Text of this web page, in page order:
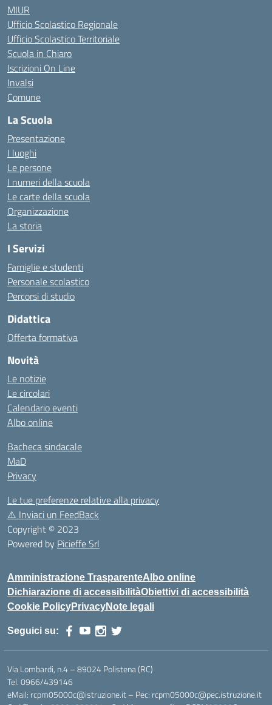
MIUR
Ufficio Scolastico Regionale
Ufficio Scolastico Territoriale
Scuola in Chiaro
Iscrizioni On Line
Invalsi
Comune
La Scuola
Presentazione
I luoghi
Le persone
I numeri della scuola
Le carte della scuola
Organizzazione
La storia
I Servizi
Famiglie e studenti
Personale scolastico
Percorsi di studio
Didattica
Offerta formativa
Novità
Le notizie
Le circolari
Calendario eventi
Albo online
Bacheca sindacale
MaD
Privacy
Le tue preferenze relative alla privacy
⚠️ Inviaci un FeedBack
Copyright © 2023
Powered by Picieffe Srl
Amministrazione TrasparenteAlbo online
Dichiarazione di accessibilitàObiettivi di accessibilità
Cookie PolicyPrivacyNote legali
Seguici su:
Via Lombardi, n.4 – 89024 Polistena (RC)
Tel. 0966/439146
eMail: rcpm05000c@istruzione.it – Pec: rcpm05000c@pec.istruzione.it